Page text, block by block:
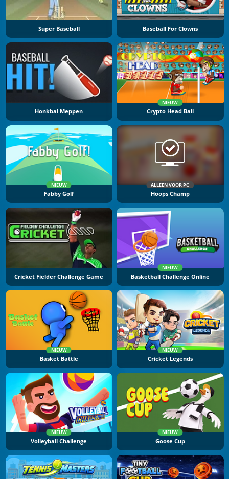
Super Baseball Baseball For Clowns
Honkbal Meppen
NIEUW
Crypto Head Ball
NIEUW
Fabby Golf
ALLEEN VOOR PC
Hoops Champ
Cricket Fielder Challenge Game
NIEUW
Basketball Challenge Online
NIEUW
Basket Battle
NIEUW
Cricket Legends
NIEUW
Volleyball Challenge
NIEUW
Goose Cup